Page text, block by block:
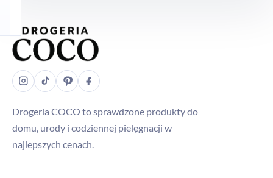
Drogeria COCO to sprawdzone produkty do
domu, urody i codziennej pielęgnacji w
najlepszych cenach.